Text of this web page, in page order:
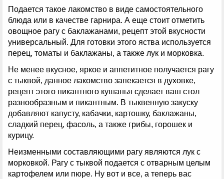
Подается такое лакомство в виде самостоятельного
блюда или в качестве гарнира. А еще стоит отметить
овощное рагу с баклажанами, рецепт этой вкусности
универсальный. Для готовки этого яства используется
перец, томаты и баклажаны, а также лук и морковка.
Не менее вкусное, яркое и аппетитное получается рагу
с тыквой, данное лакомство запекается в духовке,
рецепт этого пикантного кушанья сделает ваш стол
разнообразным и пикантным. В тыквенную закуску
добавляют капусту, кабачки, картошку, баклажаны,
сладкий перец, фасоль, а также грибы, горошек и
курицу.
Неизменными составляющими рагу являются лук с
морковкой. Рагу с тыквой подается с отварным целым
картофелем или пюре. Ну вот и все, а теперь вас